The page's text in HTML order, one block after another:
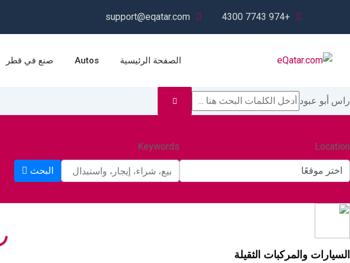
+974 7743 4300
support@eqatar.com
الصفحة الرئيسية Autos صنع في قطر
راس أبو عبود
Location
اختر موقعًا
Keywords
البحث
السيارات والمركبات الثقيلة